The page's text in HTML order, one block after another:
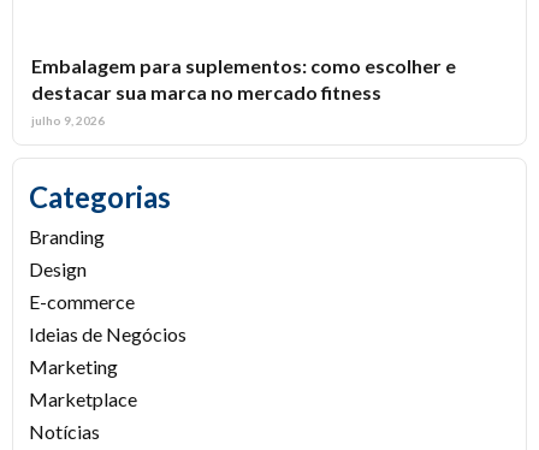
Embalagem para suplementos: como escolher e
destacar sua marca no mercado fitness
julho 9, 2026
Categorias
Branding
Design
E-commerce
Ideias de Negócios
Marketing
Marketplace
Notícias